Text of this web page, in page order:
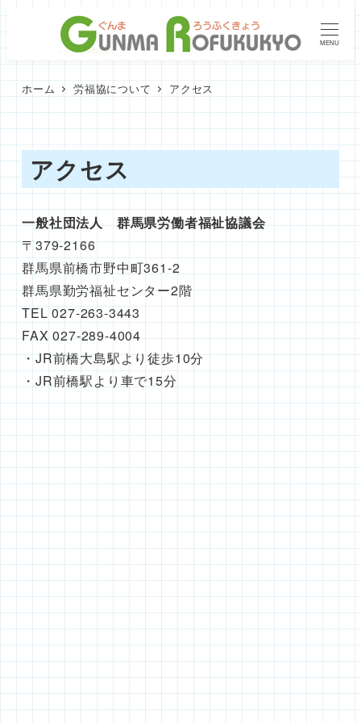
メ
ン
コ
テ
ツ
へ
動
MENU
ホーム 労福協について アクセス
アクセス
一般社団法人 群馬県労働者福祉協議会
〒379-2166
群馬県前橋市野中町361-2
群馬県勤労福祉センター2階
TEL 027-263-3443
FAX 027-289-4004
・JR前橋大島駅より徒歩10分
・JR前橋駅より車で15分